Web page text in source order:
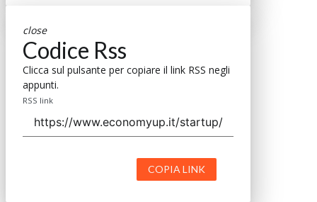
close
Codice Rss
Clicca sul pulsante per copiare il link RSS negli
appunti.
RSS link
COPIA LINK